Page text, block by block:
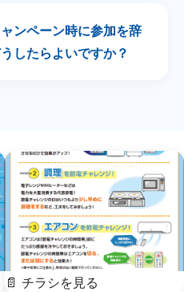
ンペーン時に参加を辞
したらよいですか？
📄 チラシを見る